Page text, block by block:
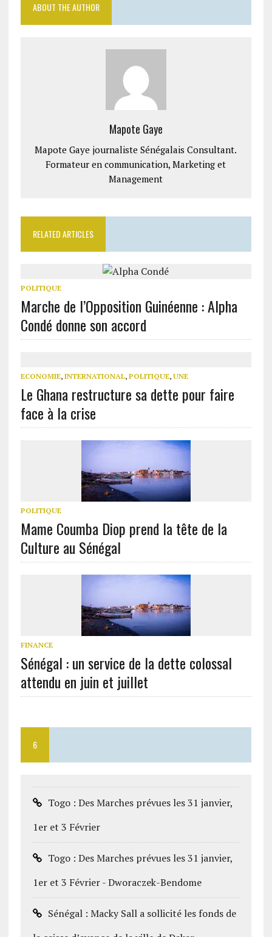
ABOUT THE AUTHOR
Mapote Gaye
Mapote Gaye journaliste Sénégalais Consultant.
Formateur en communication, Marketing et
Management
RELATED ARTICLES
POLITIQUE
Marche de l’Opposition Guinéenne : Alpha
Condé donne son accord
ECONOMIE, INTERNATIONAL, POLITIQUE, UNE
Le Ghana restructure sa dette pour faire
face à la crise
POLITIQUE
Mame Coumba Diop prend la tête de la
Culture au Sénégal
FINANCE
Sénégal : un service de la dette colossal
attendu en juin et juillet
6
Togo : Des Marches prévues les 31 janvier,
1er et 3 Février
Togo : Des Marches prévues les 31 janvier,
1er et 3 Février - Dworaczek-Bendome
Sénégal : Macky Sall a sollicité les fonds de